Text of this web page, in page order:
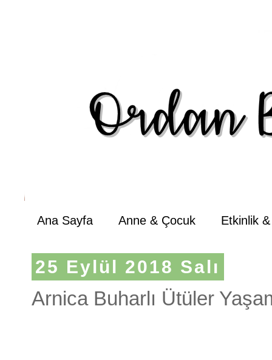
Ana Sayfa Anne & Çocuk Etkinlik
25 Eylül 2018 Salı
Arnica Buharlı Ütüler